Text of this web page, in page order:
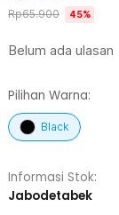
Belum ada ulasan
Rp65.900 45%
Pilihan Warna:
Black
Informasi Stok:
Jabodetabek